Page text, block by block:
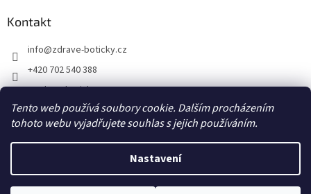
Tento web používá soubory cookie. Dalším procházením
tohoto webu vyjadřujete souhlas s jejich používáním.
Nastavení
Poštovné a balné 87,- Kč prostřednictvím Zásilkovny na výdejní místo
Z-point, DPD CZ Pick up výdejní místo za 70,- Kč, DPD Private na adresu
Kontakt
info@zdrave-boticky.cz
+420 702 540 388
@zdraveboticky
zdraveboticky
Vytvořil Shoptet